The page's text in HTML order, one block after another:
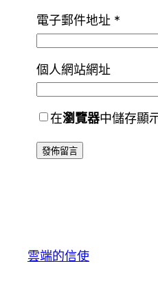
電子郵件地址 *
個人網站網址
在瀏覽器中儲存顯
雲端的信使